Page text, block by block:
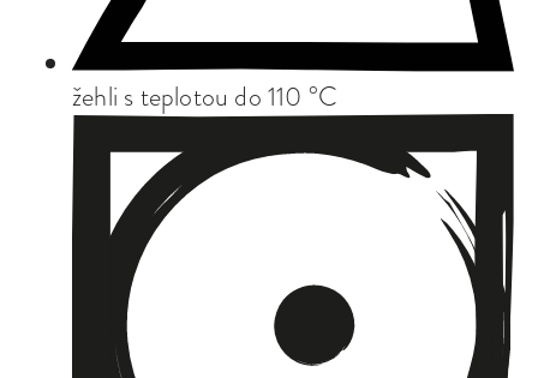
žehli s teplotou do 110 °C